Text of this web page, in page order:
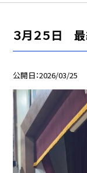
３月２５日
公開日 2026/03/25